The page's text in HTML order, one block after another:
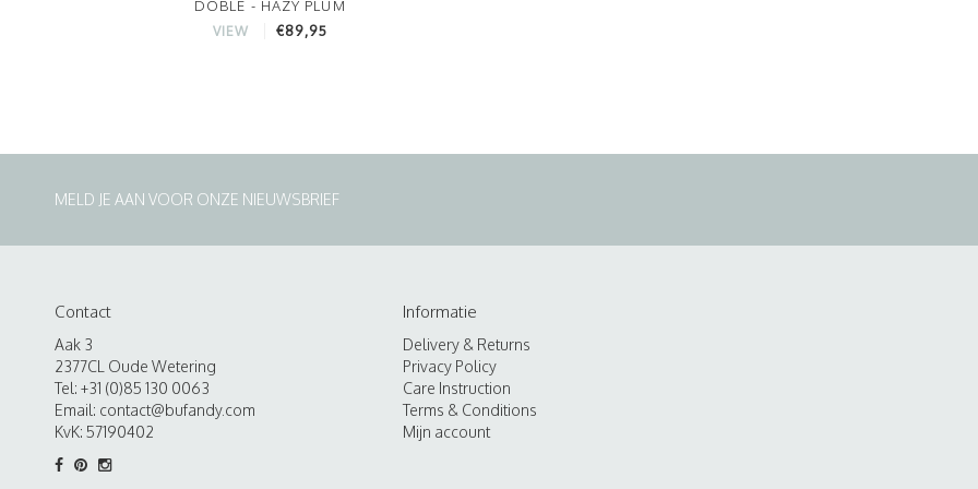
DOBLE - HAZY PLUM
VIEW €89,95
MELD JE AAN VOOR ONZE NIEUWSBRIEF
Contact
Aak 3
2377CL Oude Wetering
Tel: +31 (0)85 130 0063
Email: contact@bufandy.com
KvK: 57190402
Informatie
Delivery & Returns
Privacy Policy
Care Instruction
Terms & Conditions
Mijn account